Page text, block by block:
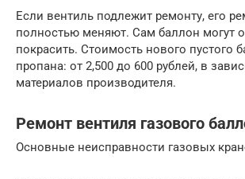
Если вентиль подлежит ремонту, его
полностью меняют. Сам баллон могут
покрасить. Стоимость нового пустого
пропана: от 2,500 до 600 рублей, в
материалов производителя.
Ремонт вентиля газового
Основные неисправности газовых